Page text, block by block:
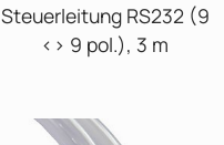
Steuerleitung RS232 (9
<> 9 pol.), 3 m